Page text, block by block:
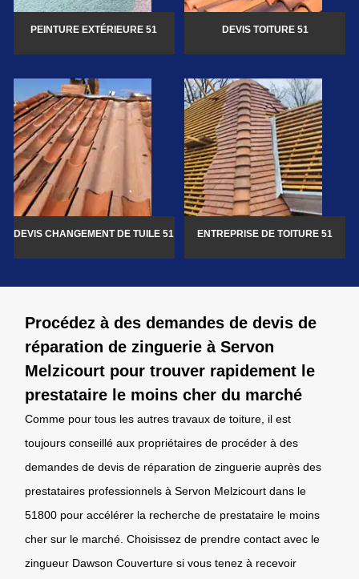
PEINTURE EXTÉRIEURE 51 DEVIS TOITURE 51
DEVIS CHANGEMENT DE TUILE 51 ENTREPRISE DE TOITURE 51
Procédez à des demandes de devis de
réparation de zinguerie à Servon
Melzicourt pour trouver rapidement le
prestataire le moins cher du marché
Comme pour tous les autres travaux de toiture, il est
toujours conseillé aux propriétaires de procéder à des
demandes de devis de réparation de zinguerie auprès des
prestataires professionnels à Servon Melzicourt dans le
51800 pour accélérer la recherche de prestataire le moins
cher sur le marché. Choisissez de prendre contact avec le
zingueur Dawson Couverture si vous tenez à recevoir